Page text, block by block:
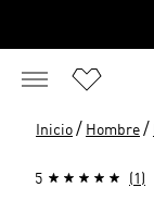
Inicio / Hombre /
5 (1)